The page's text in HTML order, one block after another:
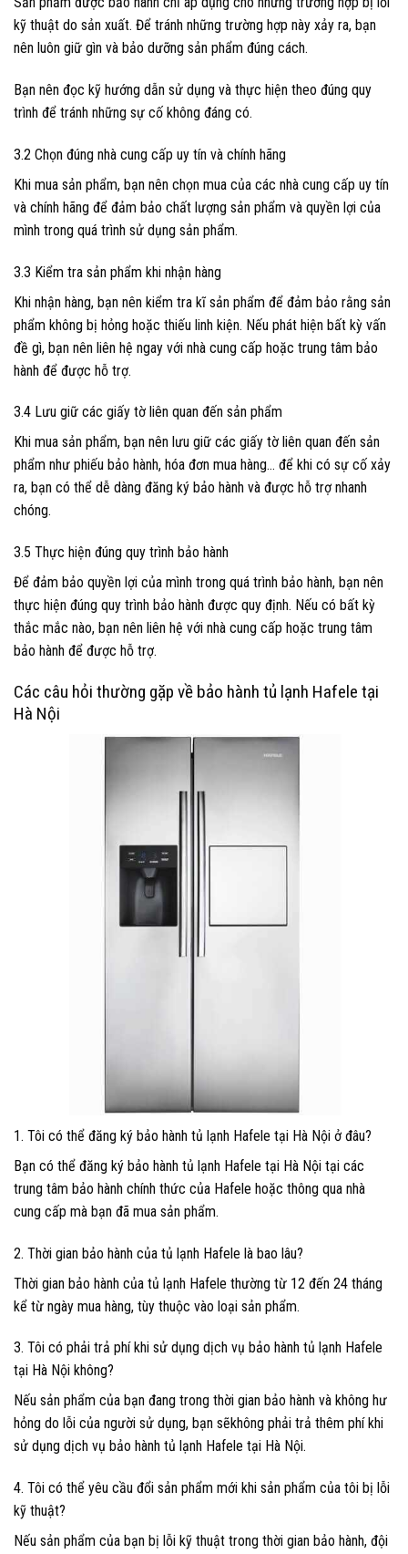
kỹ thuật do sản xuất. Để tránh những trường hợp này xảy ra, bạn
nên luôn giữ gìn và bảo dưỡng sản phẩm đúng cách.
Bạn nên đọc kỹ hướng dẫn sử dụng và thực hiện theo đúng quy
trình để tránh những sự cố không đáng có.
3.2 Chọn đúng nhà cung cấp uy tín và chính hãng
Khi mua sản phẩm, bạn nên chọn mua của các nhà cung cấp uy tín
và chính hãng để đảm bảo chất lượng sản phẩm và quyền lợi của
mình trong quá trình sử dụng sản phẩm.
3.3 Kiểm tra sản phẩm khi nhận hàng
Khi nhận hàng, bạn nên kiểm tra kĩ sản phẩm để đảm bảo rằng sản
phẩm không bị hỏng hoặc thiếu linh kiện. Nếu phát hiện bất kỳ vấn
đề gì, bạn nên liên hệ ngay với nhà cung cấp hoặc trung tâm bảo
hành để được hỗ trợ.
3.4 Lưu giữ các giấy tờ liên quan đến sản phẩm
Khi mua sản phẩm, bạn nên lưu giữ các giấy tờ liên quan đến sản
phẩm như phiếu bảo hành, hóa đơn mua hàng… để khi có sự cố xảy
ra, bạn có thể dễ dàng đăng ký bảo hành và được hỗ trợ nhanh
chóng.
3.5 Thực hiện đúng quy trình bảo hành
Để đảm bảo quyền lợi của mình trong quá trình bảo hành, bạn nên
thực hiện đúng quy trình bảo hành được quy định. Nếu có bất kỳ
thắc mắc nào, bạn nên liên hệ với nhà cung cấp hoặc trung tâm
bảo hành để được hỗ trợ.
Các câu hỏi thường gặp về bảo hành tủ lạnh Hafele tại
Hà Nội
1. Tôi có thể đăng ký bảo hành tủ lạnh Hafele tại Hà Nội ở đâu?
Bạn có thể đăng ký bảo hành tủ lạnh Hafele tại Hà Nội tại các
trung tâm bảo hành chính thức của Hafele hoặc thông qua nhà
cung cấp mà bạn đã mua sản phẩm.
2. Thời gian bảo hành của tủ lạnh Hafele là bao lâu?
Thời gian bảo hành của tủ lạnh Hafele thường từ 12 đến 24 tháng
kể từ ngày mua hàng, tùy thuộc vào loại sản phẩm.
3. Tôi có phải trả phí khi sử dụng dịch vụ bảo hành tủ lạnh Hafele
tại Hà Nội không?
Nếu sản phẩm của bạn đang trong thời gian bảo hành và không hư
hỏng do lỗi của người sử dụng, bạn sẽkhông phải trả thêm phí khi
sử dụng dịch vụ bảo hành tủ lạnh Hafele tại Hà Nội.
4. Tôi có thể yêu cầu đổi sản phẩm mới khi sản phẩm của tôi bị lỗi
kỹ thuật?
Nếu sản phẩm của bạn bị lỗi kỹ thuật trong thời gian bảo hành, đội